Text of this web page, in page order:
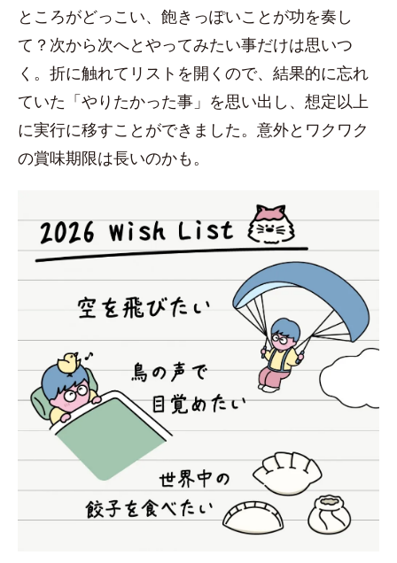
ところがどっこい、飽きっぽいことが功を奏し
て？次から次へとやってみたい事だけは思いつ
く。折に触れてリストを開くので、結果的に忘れ
ていた「やりたかった事」を思い出し、想定以上
に実行に移すことができました。意外とワクワク
の賞味期限は長いのかも。